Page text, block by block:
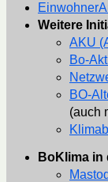
Weitere
AKU
Bo-
BO-
(auch
BoKlima in